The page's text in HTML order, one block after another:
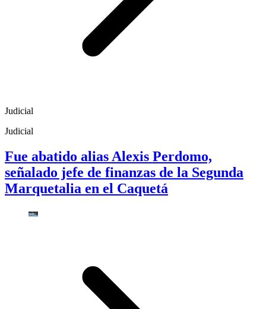
Judicial
Judicial
Fue abatido alias Alexis Perdomo,
señalado jefe de finanzas de la Segunda
Marquetalia en el Caquetá